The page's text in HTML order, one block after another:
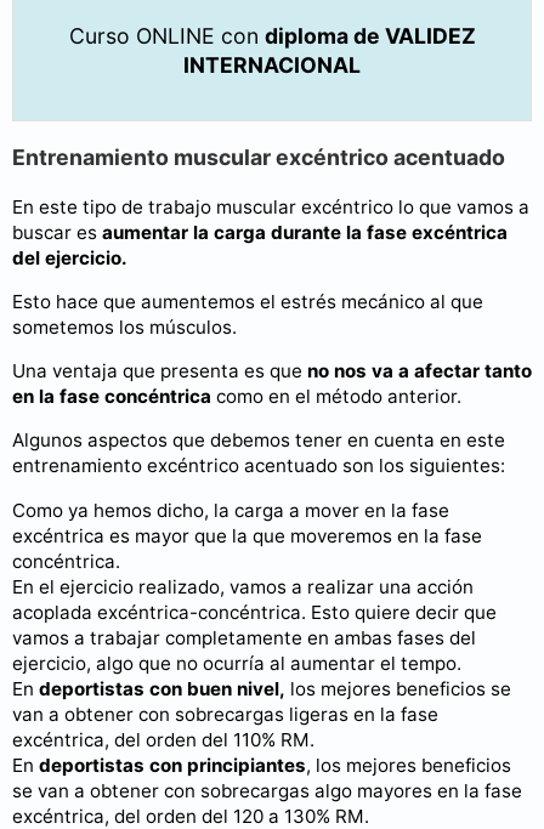
Curso ONLINE con diploma de VALIDEZ
INTERNACIONAL
Entrenamiento muscular excéntrico acentuado
En este tipo de trabajo muscular excéntrico lo que vamos a
buscar es aumentar la carga durante la fase excéntrica
del ejercicio.
Esto hace que aumentemos el estrés mecánico al que
sometemos los músculos.
Una ventaja que presenta es que no nos va a afectar tanto
en la fase concéntrica como en el método anterior.
Algunos aspectos que debemos tener en cuenta en este
entrenamiento excéntrico acentuado son los siguientes:
Como ya hemos dicho, la carga a mover en la fase
excéntrica es mayor que la que moveremos en la fase
concéntrica.
En el ejercicio realizado, vamos a realizar una acción
acoplada excéntrica-concéntrica. Esto quiere decir que
vamos a trabajar completamente en ambas fases del
ejercicio, algo que no ocurría al aumentar el tempo.
En deportistas con buen nivel, los mejores beneficios se
van a obtener con sobrecargas ligeras en la fase
excéntrica, del orden del 110% RM.
En deportistas con principiantes, los mejores beneficios
se van a obtener con sobrecargas algo mayores en la fase
excéntrica, del orden del 120 a 130% RM.